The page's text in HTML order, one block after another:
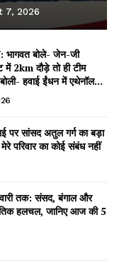
7, 2026
बोले- जेन-जी
2km दौड़े तो ही टीम
हवाई ईंधन में एथेनॉल...
पर सांसद अतुल गर्ग का बड़ा
परिवार का कोई संबंध नहीं
तक: संसद, बंगाल और
हलचल, जानिए आज की 5